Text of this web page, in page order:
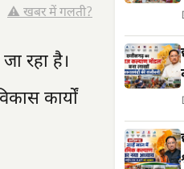
⚠️ खबर में गलती?
रहा है।
कार्यों